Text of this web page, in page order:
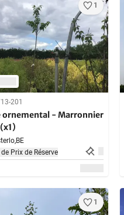
1
201
ornemental - Marronnier
BE
de Prix de Réserve
1